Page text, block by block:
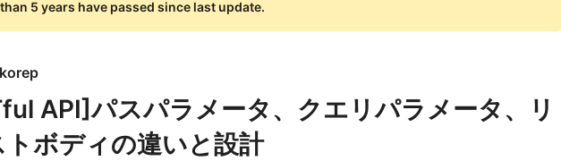
5 years have passed since last update.
API]パスパラメータ、クエリパラメータ、リ
トボディの違いと設計